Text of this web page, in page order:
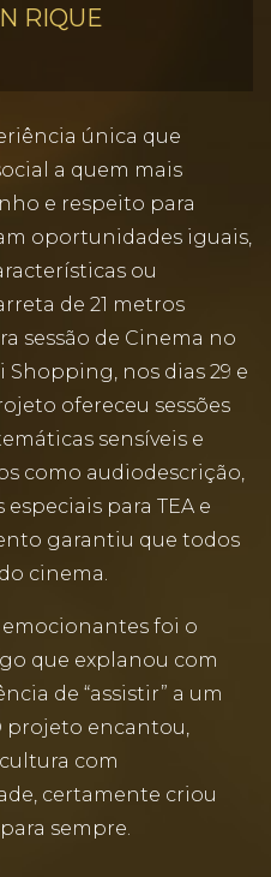
RIQUE
única que
a quem mais
e respeito para
oportunidades iguais,
ou
de 21 metros
sessão de Cinema no
nos dias 29 e
ofereceu sessões
sensíveis e
como audiodescrição,
para TEA e
garantiu que todos
cinema.
foi o
que explanou com
de “assistir” a um
projeto encantou,
com
certamente criou
sempre.